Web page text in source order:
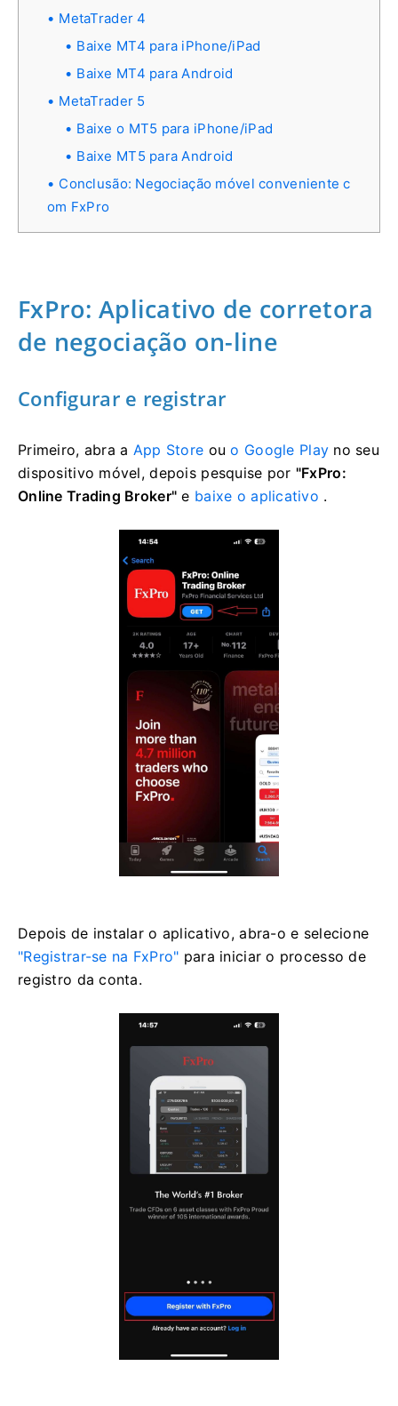
MetaTrader 4
Baixe MT4 para iPhone/iPad
Baixe MT4 para Android
MetaTrader 5
Baixe o MT5 para iPhone/iPad
Baixe MT5 para Android
Conclusão: Negociação móvel conveniente c
om FxPro
FxPro: Aplicativo de corretora
de negociação on-line
Configurar e registrar
Primeiro, abra a App Store ouo Google Play no seu
dispositivo móvel, depois pesquise por "FxPro:
Online Trading Broker" e baixe o aplicativo .
Depois de instalar o aplicativo, abra-o e selecione
"Registrar-se na FxPro" para iniciar o processo de
registro da conta.